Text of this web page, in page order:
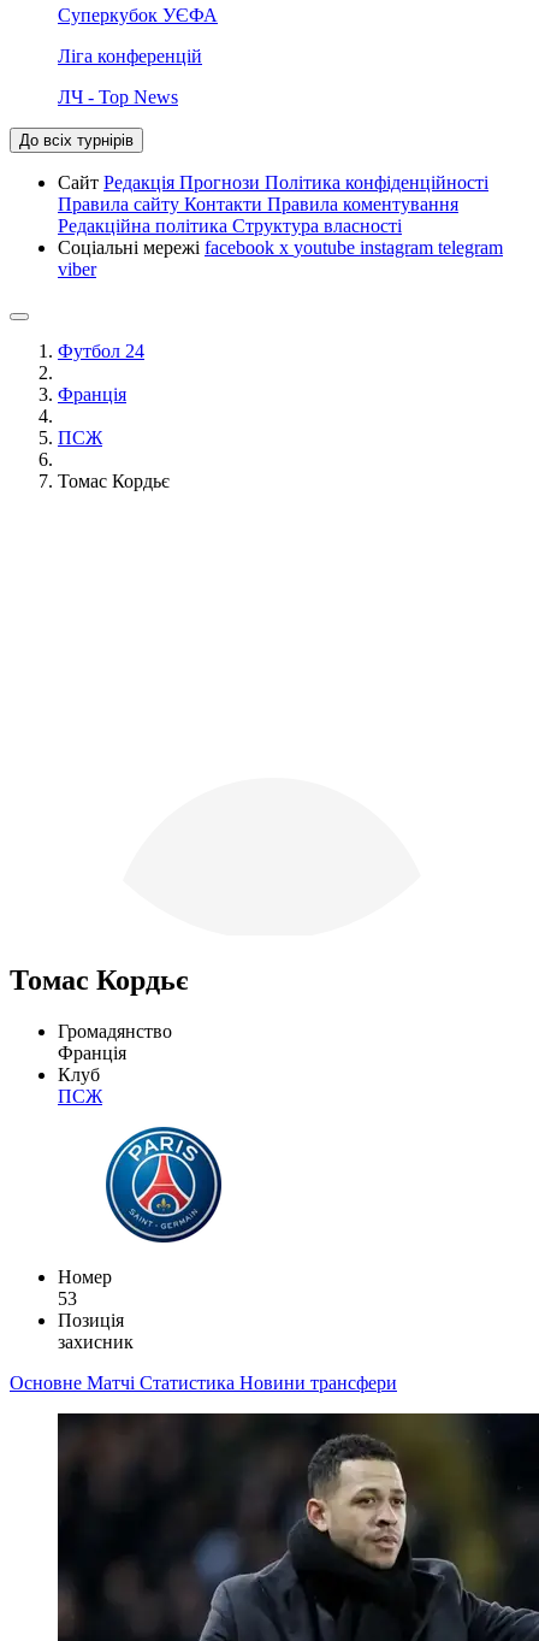
Суперкубок УЄФА
Ліга конференцій
ЛЧ - Top News
До всіх турнірів
Сайт Редакція Прогнози Політика конфіденційності
Правила сайту Контакти Правила коментування
Редакційна політика Структура власності
Соціальні мережі facebook x youtube instagram telegram
viber
Футбол 24
Франція
ПСЖ
Томас Кордьє
Томас Кордьє
Громадянство
Франція
Клуб
ПСЖ
Номер
53
Позиція
захисник
Основне Матчі Статистика Новини трансфери